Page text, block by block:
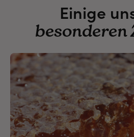
Einige
besonderen